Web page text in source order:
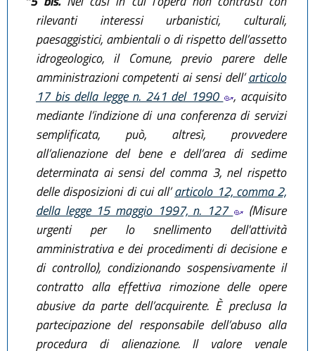
rilevanti interessi urbanistici, culturali,
paesaggistici, ambientali o di rispetto dell’assetto
idrogeologico, il Comune, previo parere delle
amministrazioni competenti ai sensi dell’articolo
17 bis della legge n. 241 del 1990
, acquisito
mediante l’indizione di una conferenza di servizi
semplificata, può, altresì, provvedere
all’alienazione del bene e dell’area di sedime
determinata ai sensi del comma 3, nel rispetto
delle disposizioni di cui all’articolo 12, comma 2,
della legge 15 maggio 1997, n. 127
(Misure
urgenti per lo snellimento dell'attività
amministrativa e dei procedimenti di decisione e
di controllo), condizionando sospensivamente il
contratto alla effettiva rimozione delle opere
abusive da parte dell’acquirente. È preclusa la
partecipazione del responsabile dell’abuso alla
procedura di alienazione. Il valore venale